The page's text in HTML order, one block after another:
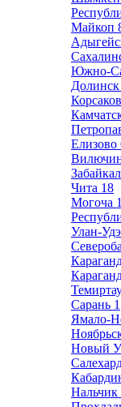
Майкоп
Южно-
Долинск
Корсаков
Елизово
Чита 18
Могоча 1
Улан-Удэ
Сарань 1
Ямало-
Новый
Нальчик